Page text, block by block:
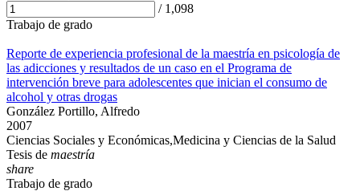
/ 1,098
Trabajo de grado
Reporte de experiencia profesional de la maestría en psicología de
las adicciones y resultados de un caso en el Programa de
intervención breve para adolescentes que inician el consumo de
alcohol y otras drogas
González Portillo, Alfredo
2007
Ciencias Sociales y Económicas,Medicina y Ciencias de la Salud
Tesis de maestría
share
Trabajo de grado